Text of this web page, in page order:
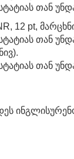
თან
12 pt,
თან
თან